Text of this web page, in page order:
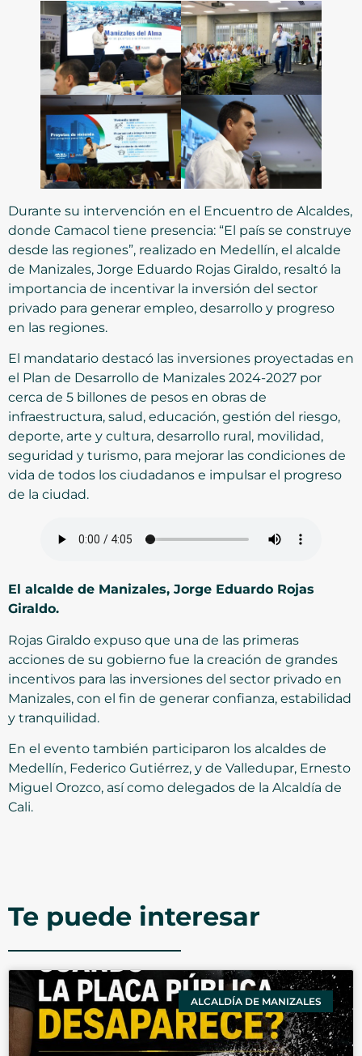
Durante su intervención en el Encuentro de Alcaldes,
donde Camacol tiene presencia: “El país se construye
desde las regiones”, realizado en Medellín, el alcalde
de Manizales, Jorge Eduardo Rojas Giraldo, resaltó la
importancia de incentivar la inversión del sector
privado para generar empleo, desarrollo y progreso
en las regiones.
El mandatario destacó las inversiones proyectadas en
el Plan de Desarrollo de Manizales 2024-2027 por
cerca de 5 billones de pesos en obras de
infraestructura, salud, educación, gestión del riesgo,
deporte, arte y cultura, desarrollo rural, movilidad,
seguridad y turismo, para mejorar las condiciones de
vida de todos los ciudadanos e impulsar el progreso
de la ciudad.
El alcalde de Manizales, Jorge Eduardo Rojas
Giraldo.
Rojas Giraldo expuso que una de las primeras
acciones de su gobierno fue la creación de grandes
incentivos para las inversiones del sector privado en
Manizales, con el fin de generar confianza, estabilidad
y tranquilidad.
En el evento también participaron los alcaldes de
Medellín, Federico Gutiérrez, y de Valledupar, Ernesto
Miguel Orozco, así como delegados de la Alcaldía de
Cali.
Te puede interesar
ALCALDÍA DE MANIZALES